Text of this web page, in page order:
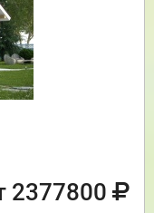
2377800